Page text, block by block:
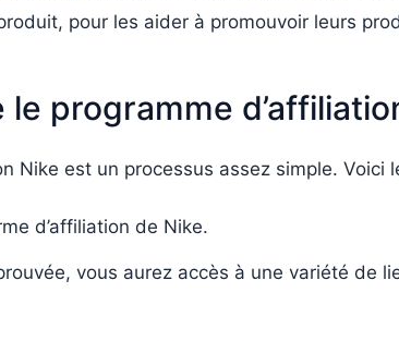
pour les aider à promouvoir leurs
programme
Nike est un processus assez simple. Voici
d’affiliation de Nike.
vous aurez accès à une variété de